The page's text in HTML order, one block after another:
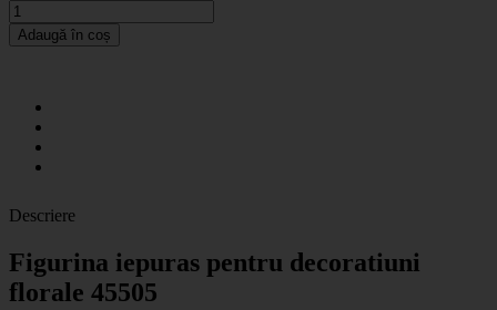
Adaugă în coș
Descriere
Figurina iepuras pentru decoratiuni
florale 45505